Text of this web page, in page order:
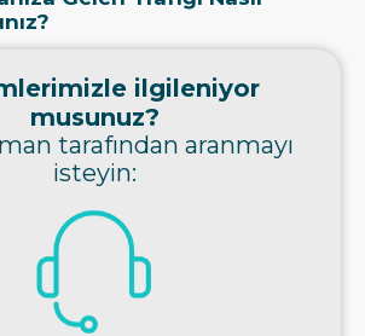
ilgileniyor
musunuz?
tarafından aranmayı
isteyin: